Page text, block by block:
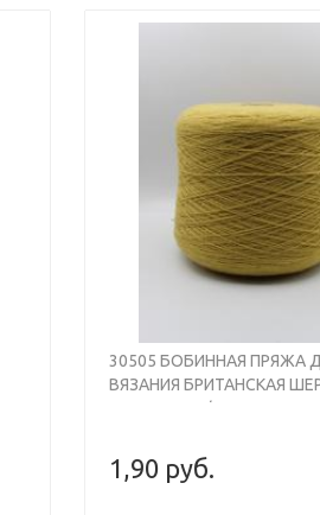
30505 БОБИННАЯ ПРЯЖА
ВЯЗАНИЯ БРИТАНСКАЯ
100% , 930М/100ГР,
1,90 руб.